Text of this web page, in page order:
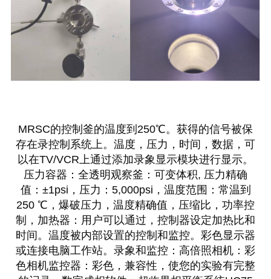
MRSC的控制釜的温度到250℃。获得的信号被保
存在录控制系统上。温度，压力，时间，数据，可
以在TV/VCR上通过添加录象显示模块进行显示。
压力容器：全透明观察釜：可变体积, 压力精确
值：±1psi，压力：5,000psi，温度范围：常温到
250 ℃，爆破压力，温度精确值，压缩比，功率控
制，加热器：用户可以通过，控制器设定加热比和
时间。温度被内部设置的控制和监控。彩色显示器
或连接电脑工作站。录象和监控：高倍照相机：彩
色相机监控器：彩色，兼容性，使您的实验有完整